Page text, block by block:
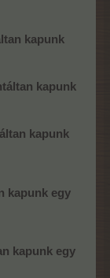
kapunk
kapunk
kapunk
kapunk egy
kapunk egy